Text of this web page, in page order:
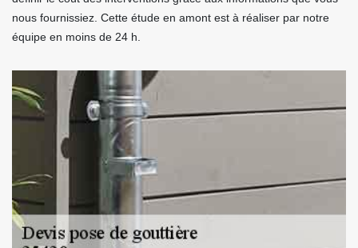
nous fournissiez. Cette étude en amont est à réaliser par notre
équipe en moins de 24 h.